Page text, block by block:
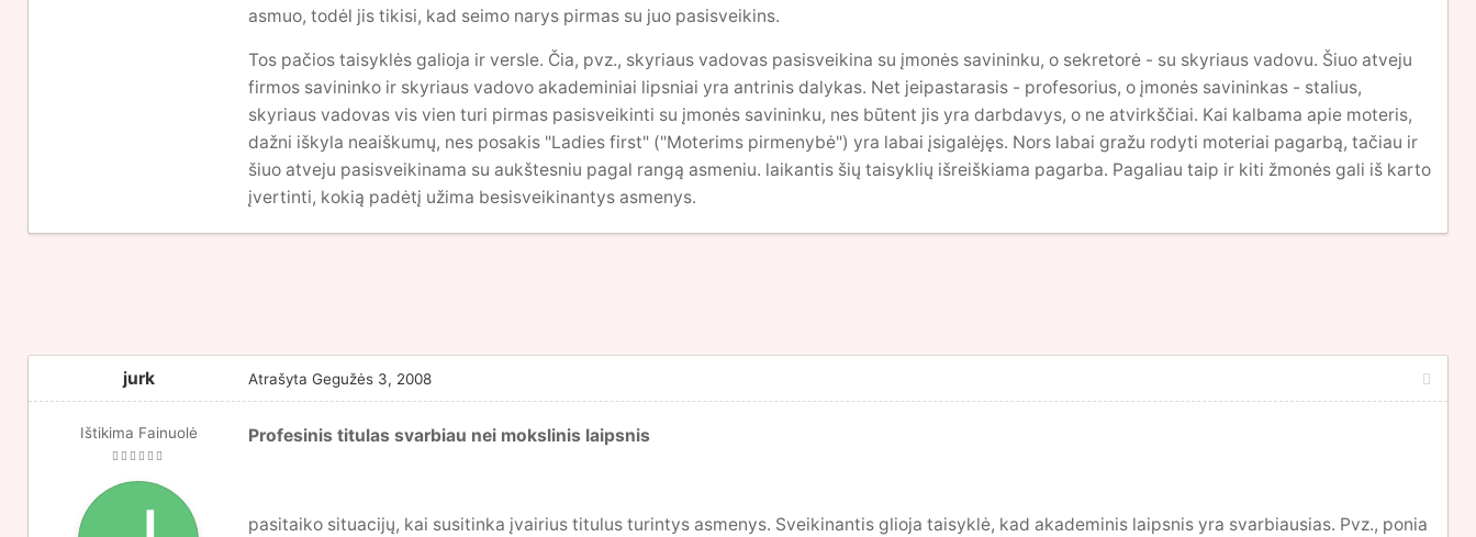
asmuo, todėl jis tikisi, kad seimo narys pirmas su juo pasisveikins.
Tos pačios taisyklės galioja ir versle. Čia, pvz., skyriaus vadovas pasisveikina su įmonės savininku, o sekretorė - su skyriaus vadovu. Šiuo atveju
firmos savininko ir skyriaus vadovo akademiniai lipsniai yra antrinis dalykas. Net jeipastarasis - profesorius, o įmonės savininkas - stalius,
skyriaus vadovas vis vien turi pirmas pasisveikinti su įmonės savininku, nes būtent jis yra darbdavys, o ne atvirkščiai. Kai kalbama apie moteris,
dažni iškyla neaiškumų, nes posakis "Ladies first" ("Moterims pirmenybė") yra labai įsigalėjęs. Nors labai gražu rodyti moteriai pagarbą, tačiau ir
šiuo atveju pasisveikinama su aukštesniu pagal rangą asmeniu. laikantis šių taisyklių išreiškiama pagarba. Pagaliau taip ir kiti žmonės gali iš karto
įvertinti, kokią padėtį užima besisveikinantys asmenys.
jurk
Ištikima Fainuolė
Atrašyta Gegužės 3, 2008
Profesinis titulas svarbiau nei mokslinis laipsnis
pasitaiko situacijų, kai susitinka įvairius titulus turintys asmenys. Sveikinantis glioja taisyklė, kad akademinis laipsnis yra svarbiausias. Pvz., ponia